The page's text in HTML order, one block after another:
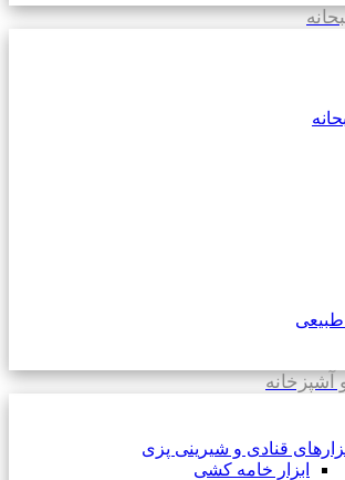
آشپزخانه
قنادی و شیرینی پزی
ابزار خامه کشی